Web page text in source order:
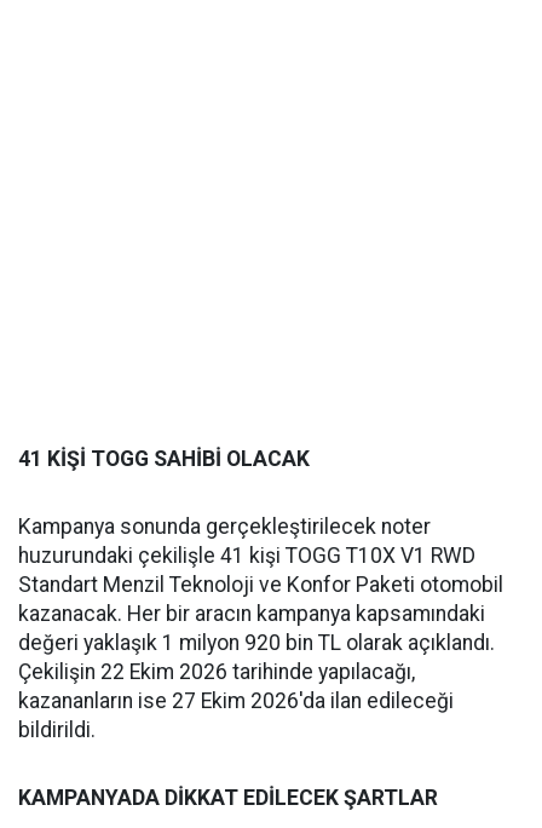
41 KİŞİ TOGG SAHİBİ OLACAK
Kampanya sonunda gerçekleştirilecek noter
huzurundaki çekilişle 41 kişi TOGG T10X V1 RWD
Standart Menzil Teknoloji ve Konfor Paketi otomobil
kazanacak. Her bir aracın kampanya kapsamındaki
değeri yaklaşık 1 milyon 920 bin TL olarak açıklandı.
Çekilişin 22 Ekim 2026 tarihinde yapılacağı,
kazananların ise 27 Ekim 2026'da ilan edileceği
bildirildi.
KAMPANYADA DİKKAT EDİLECEK ŞARTLAR